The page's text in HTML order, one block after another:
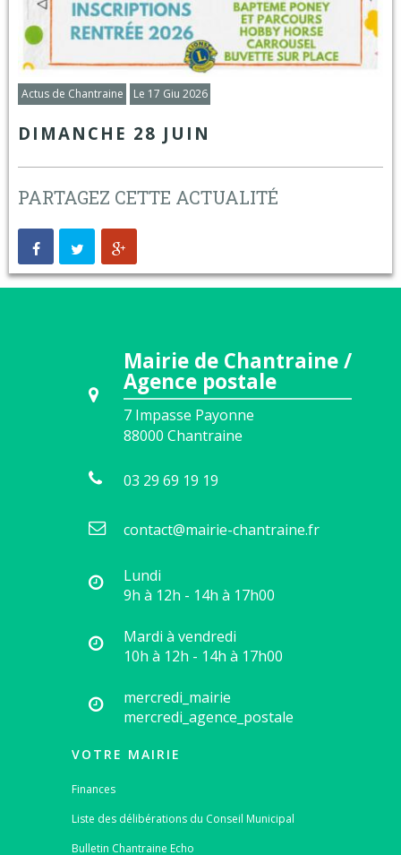
Actus de Chantraine Le 17 Giu 2026
DIMANCHE 28 JUIN
PARTAGEZ CETTE ACTUALITÉ
Mairie de Chantraine /
Agence postale
7 Impasse Payonne
88000 Chantraine
03 29 69 19 19
contact@mairie-chantraine.fr
Lundi
9h à 12h - 14h à 17h00
Mardi à vendredi
10h à 12h - 14h à 17h00
mercredi_mairie
mercredi_agence_postale
VOTRE MAIRIE
Finances
Liste des délibérations du Conseil Municipal
Bulletin Chantraine Echo